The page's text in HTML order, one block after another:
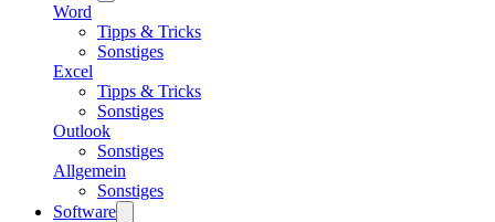
Word
Tipps & Tricks
Sonstiges
Excel
Tipps & Tricks
Sonstiges
Outlook
Sonstiges
Allgemein
Sonstiges
Software